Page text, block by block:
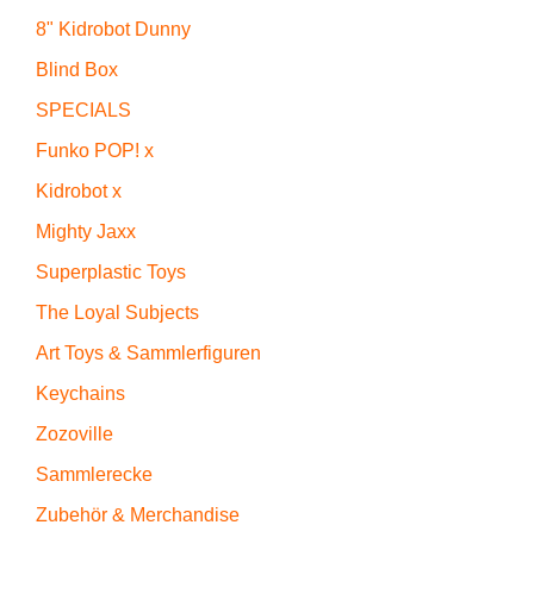
8" Kidrobot Dunny
Blind Box
SPECIALS
Funko POP! x
Kidrobot x
Mighty Jaxx
Superplastic Toys
The Loyal Subjects
Art Toys & Sammlerfiguren
Keychains
Zozoville
Sammlerecke
Zubehör & Merchandise